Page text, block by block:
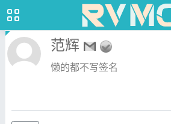
范辉
懒的都不写签名